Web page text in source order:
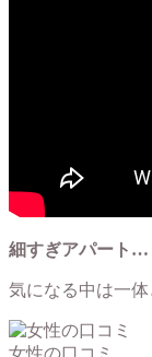
細すぎアパート…
気になる中は一